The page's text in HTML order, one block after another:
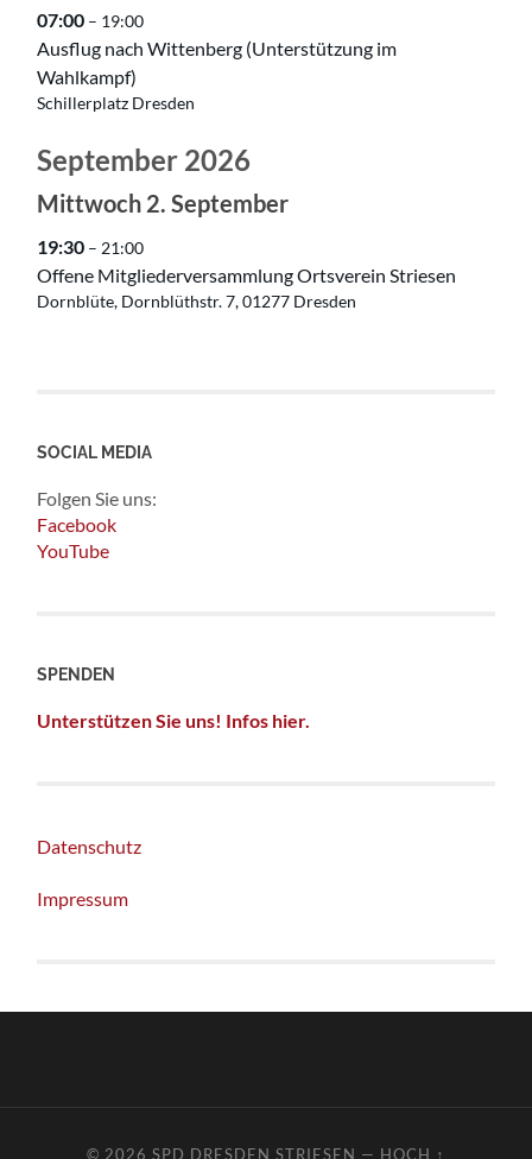
07:00 – 19:00
Ausflug nach Wittenberg (Unterstützung im
Wahlkampf)
Schillerplatz Dresden
September 2026
Mittwoch 2. September
19:30 – 21:00
Offene Mitgliederversammlung Ortsverein Striesen
Dornblüte, Dornblüthstr. 7, 01277 Dresden
SOCIAL MEDIA
Folgen Sie uns:
Facebook
YouTube
SPENDEN
Unterstützen Sie uns! Infos hier.
Datenschutz
Impressum
© 2026 SPD DRESDEN STRIESEN — HOCH ↑